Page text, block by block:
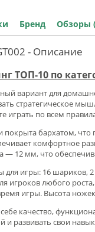
Бренд Обзоры
- Описание
ТОП-10 по
вариант для
стратегическое
играть по всем
бархатом, что
12 мм, что
для игры: 16 шариков,
игроков любого
игры. Высота
себе качество,
и развивать свои